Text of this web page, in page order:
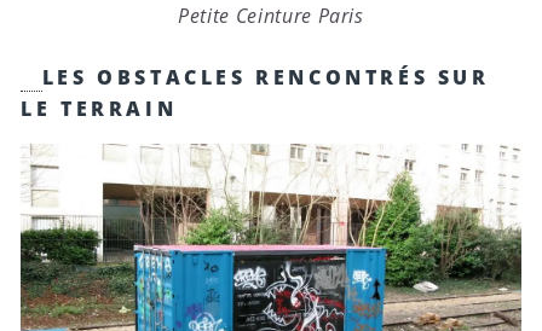
Petite Ceinture Paris
LES OBSTACLES RENCONTRÉS SUR
LE TERRAIN